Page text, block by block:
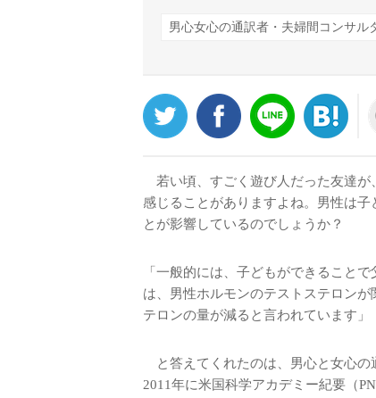
男心女心の通訳者・夫婦間コンサル
若い頃、すごく遊び人だった友達が
感じることがありますよね。男性は
とが影響しているのでしょうか？
「一般的には、子どもができること
は、男性ホルモンのテストステロン
テロンの量が減ると言われています」
と答えてくれたのは、男心と女心の
2011年に米国科学アカデミー紀要（